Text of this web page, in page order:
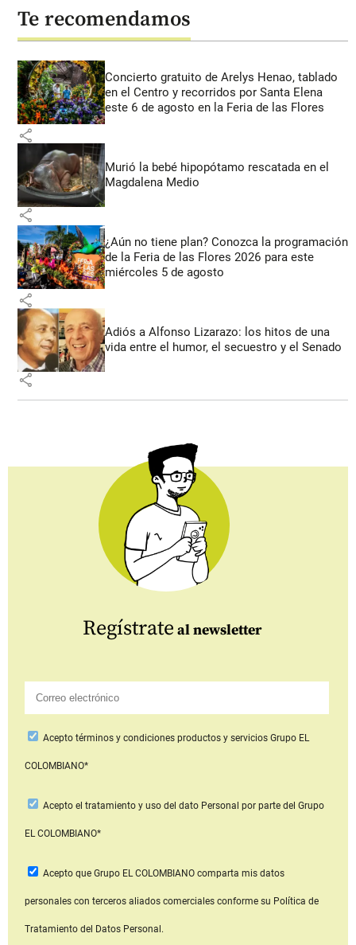
Te recomendamos
Concierto gratuito de Arelys Henao, tablado
en el Centro y recorridos por Santa Elena
este 6 de agosto en la Feria de las Flores
share
Murió la bebé hipopótamo rescatada en el
Magdalena Medio
share
¿Aún no tiene plan? Conozca la programación
de la Feria de las Flores 2026 para este
miércoles 5 de agosto
share
Adiós a Alfonso Lizarazo: los hitos de una
vida entre el humor, el secuestro y el Senado
share
Regístrate al newsletter
Aceptotérminos y condiciones productos y serviciosGrupo EL
COLOMBIANO*
Acepto el tratamiento y uso del dato Personal por parte del Grupo
EL COLOMBIANO*
Acepto que Grupo EL COLOMBIANOcomparta mis datos
personales con terceros aliados comerciales conforme su Política de
Tratamiento del Datos Personal.